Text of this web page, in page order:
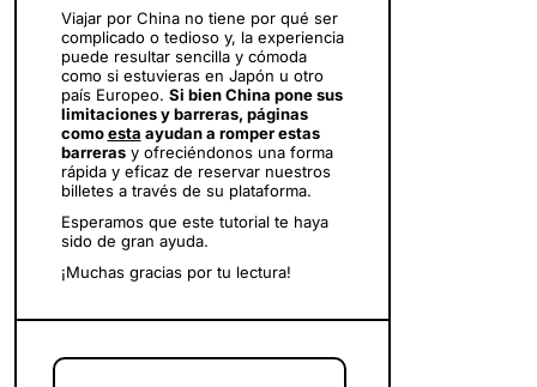
Viajar por China no tiene por qué ser
complicado o tedioso y, la experiencia
puede resultar sencilla y cómoda
como si estuvieras en Japón u otro
país Europeo. Si bien China pone sus
limitaciones y barreras, páginas
comoesta ayudan a romper estas
barrerasy ofreciéndonos una forma
rápida y eficaz de reservar nuestros
billetes a través de su plataforma.
Esperamos que este tutorial te haya
sido de gran ayuda.
¡Muchas gracias por tu lectura!